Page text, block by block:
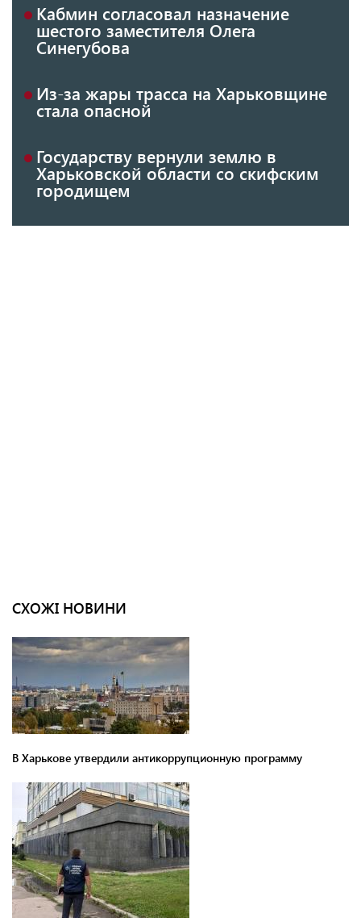
Кабмин согласовал назначение
шестого заместителя Олега
Синегубова
Из-за жары трасса на Харьковщине
стала опасной
Государству вернули землю в
Харьковской области со скифским
городищем
СХОЖІ НОВИНИ
В Харькове утвердили антикоррупционную программу